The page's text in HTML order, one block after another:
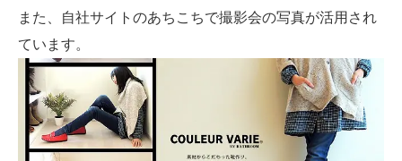
また、自社サイトのあちこちで撮影会の写真が活用され
ています。